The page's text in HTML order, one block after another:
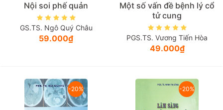
Nội soi phế quản
GS.TS. Ngô Quý Châu
59.000₫
Một số vấn đề bệnh lý cổ
tử cung
PGS.TS. Vương Tiến Hòa
49.000₫
-20% -20%